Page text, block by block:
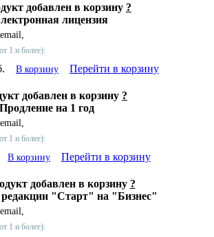
добавлен в корзину ?
лицензия
1 и более):
В корзину Перейти в корзину
добавлен в корзину ?
Продление на 1 год
1 и более):
В корзину Перейти в корзину
добавлен в корзину ?
редакции "Старт" на "Бизнес"
1 и более):